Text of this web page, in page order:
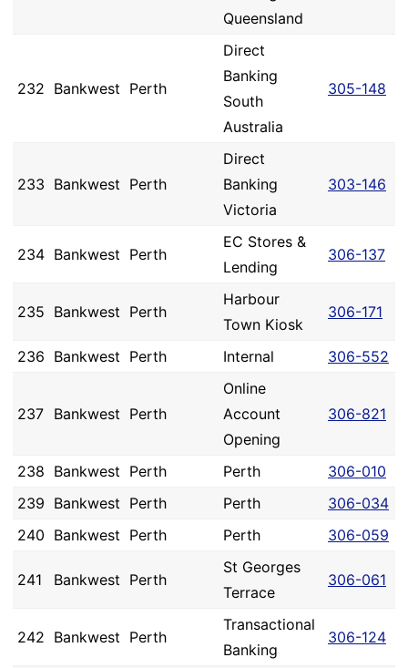
Queensland
232 Bankwest Perth
Direct
Banking
South
Australia
305-148
233 Bankwest Perth
Direct
Banking
Victoria
303-146
234 Bankwest Perth
EC Stores &
Lending
306-137
235 Bankwest Perth
Harbour
Town Kiosk
306-171
236 Bankwest Perth Internal 306-552
237 Bankwest Perth
Online
Account
Opening
306-821
238 Bankwest Perth Perth
306-010
239 Bankwest Perth Perth
306-034
240 Bankwest Perth Perth 306-059
241 Bankwest Perth
St Georges
Terrace
306-061
242 Bankwest Perth
Transactional
Banking
306-124